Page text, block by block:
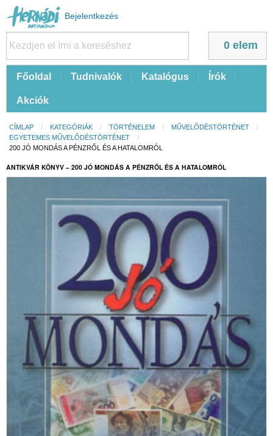
Felhasználói
fiók
menüje
Bejelentkezés
0 elem
FőFőoldal Tudnivalók Katalógus Írók
Akciók
Morzsa
CÍMLAP KATEGÓRIÁK TÖRTÉNELEM
MŰVELŐDÉSTÖRTÉNET
EGYETEMES MŰVELŐDÉSTÖRTÉNET
CURRENT:
200 JÓ MONDÁS A PÉNZRŐL ÉS A HATALOMRÓL
ANTIKVÁR KÖNYV – 200 JÓ MONDÁS A PÉNZRŐL ÉS A HATALOMRÓL